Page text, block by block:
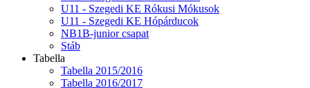
U11 - Szegedi KE Rókusi Mókusok
U11 - Szegedi KE Hópárducok
NB1B-junior csapat
Stáb
Tabella
Tabella 2015/2016
Tabella 2016/2017